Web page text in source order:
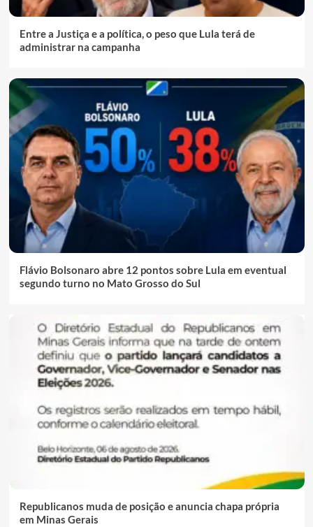
Entre a Justiça e a política, o peso que Lula terá de
administrar na campanha
Flávio Bolsonaro abre 12 pontos sobre Lula em eventual
segundo turno no Mato Grosso do Sul
Republicanos muda de posição e anuncia chapa própria
em Minas Gerais